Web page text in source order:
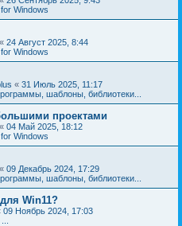
Windows
« 24 Август 2025, 8:44
Windows
« 31 Июль 2025, 11:17
шаблоны, библиотеки...
проектами
« 04 Май 2025, 18:12
Windows
« 09 Декабрь 2024, 17:29
шаблоны, библиотеки...
Win11?
09 Ноябрь 2024, 17:03